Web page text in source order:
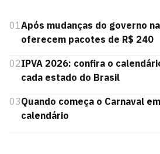
01Após mudanças do governo
oferecem pacotes de R$ 240
02IPVA 2026: confira o
cada estado do Brasil
03Quando começa o Carnaval
calendário